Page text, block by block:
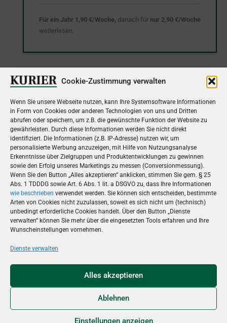
Cookie-Zustimmung verwalten
Wenn Sie unsere Webseite nutzen, kann Ihre Systemsoftware Informationen
in Form von Cookies oder anderen Technologien von uns und Dritten
abrufen oder speichern, um z.B. die gewünschte Funktion der Website zu
gewährleisten. Durch diese Informationen werden Sie nicht direkt
identifiziert. Die Informationen (z.B. IP-Adresse) nutzen wir, um
personalisierte Werbung anzuzeigen, mit Hilfe von Nutzungsanalyse
Erkenntnisse über Zielgruppen und Produktentwicklungen zu gewinnen
sowie den Erfolg unseres Marketings zu messen (Conversionmessung).
Wenn Sie den Button „Alles akzeptieren“ anklicken, stimmen Sie gem. § 25
Abs. 1 TDDDG sowie Art. 6 Abs. 1 lit. a DSGVO zu, dass Ihre Informationen
wie beschrieben verwendet werden. Sie können sich entscheiden, bestimmte
Arten von Cookies nicht zuzulassen, soweit es sich nicht um (technisch)
unbedingt erforderliche Cookies handelt. Über den Button „Dienste
verwalten“ können Sie mehr über die eingesetzten Tools erfahren und Ihre
Wunscheinstellungen vornehmen.
Dienste verwalten
Alles akzeptieren
Ablehnen
Einstellungen anzeigen
Für ein Jahr 1,90 €/Woche, danach für nur 2,90 €/Woche
weiterlesen.
Angebot für Kunden der gedruckten Zeitung
Jetzt das E-Paper inkl. PLUS dauerhaft kostenlos
dazubuchen